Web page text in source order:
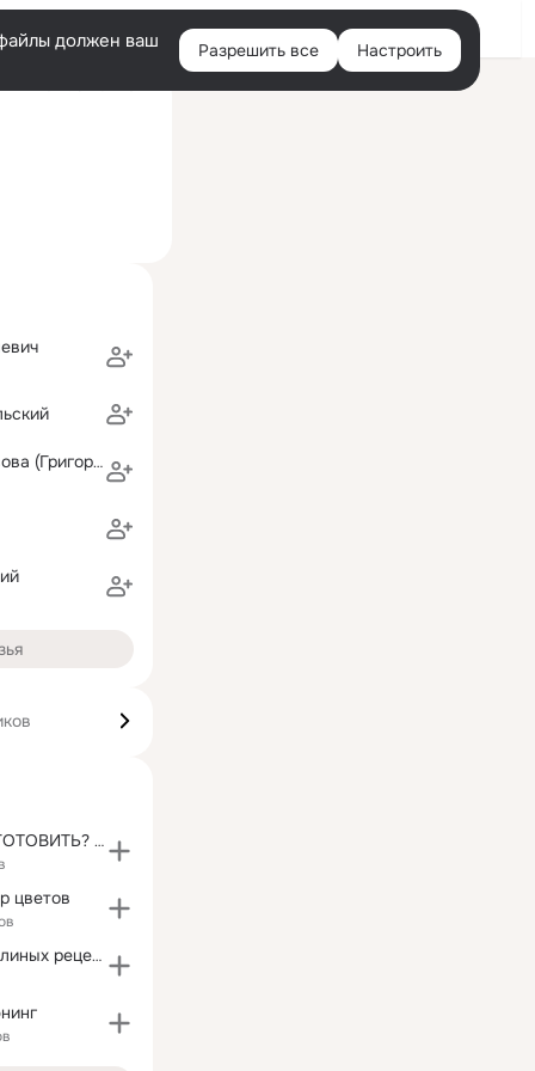
Войти
должен ваш Разрешить все Настроить
Людмила Спасова (Григорьева)
КАК БЫСТРО ГОТОВИТЬ? Почему я этого не зналa!
цветов
Кладовая бабулиных рецептов.